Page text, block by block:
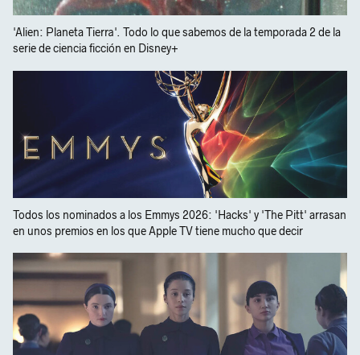
'Alien: Planeta Tierra'. Todo lo que sabemos de la temporada 2 de la
serie de ciencia ficción en Disney+
Todos los nominados a los Emmys 2026: 'Hacks' y 'The Pitt' arrasan
en unos premios en los que Apple TV tiene mucho que decir